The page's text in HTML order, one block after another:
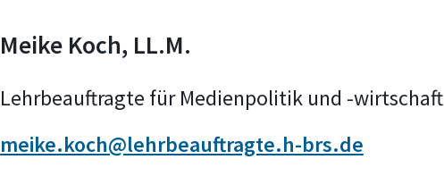
Meike Koch, LL.M.
Lehrbeauftragte für Medienpolitik und -wirtschaft
meike.koch@lehrbeauftragte.h-brs.de